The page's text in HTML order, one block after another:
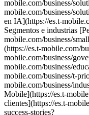
mobile.com/business/
mobile.com/business/
en IA](https://es.t-
Segmentos e industrias
mobile.com/business/
(https://es.t-mobile.com/
mobile.com/business/
mobile.com/business/
mobile.com/business/t-
mobile.com/business/
Mobile](https://es.t-
clientes](https://es.t-
success-stories?